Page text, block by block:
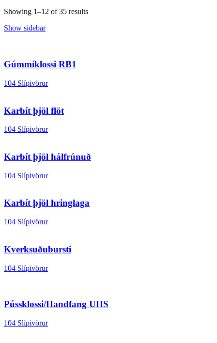
Showing 1–12 of 35 results
Show sidebar
Gúmmíklossi RB1
104 Slípivörur
Karbít þjöl flöt
104 Slípivörur
Karbít þjöl hálfrúnuð
104 Slípivörur
Karbít þjöl hringlaga
104 Slípivörur
Kverksuðubursti
104 Slípivörur
Pússklossi/Handfang UHS
104 Slípivörur